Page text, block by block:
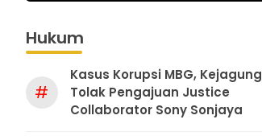
Hukum
#
Kasus Korupsi MBG, Kejagung
Tolak Pengajuan Justice
Collaborator Sony Sonjaya